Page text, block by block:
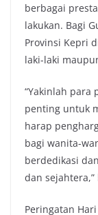
berbagai
lakukan. Bagi
Provinsi Kepri
laki-laki
“Yakinlah para
penting untuk
harap
bagi wanita-
berdedikasi
dan sejahtera,”
Peringatan